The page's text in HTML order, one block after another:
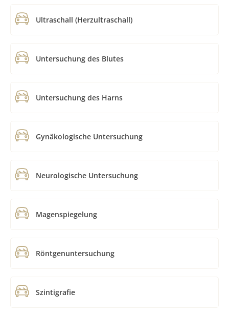
Ultraschall (Herzultraschall)
Untersuchung des Blutes
Untersuchung des Harns
Gynäkologische Untersuchung
Neurologische Untersuchung
Magenspiegelung
Röntgenuntersuchung
Szintigrafie